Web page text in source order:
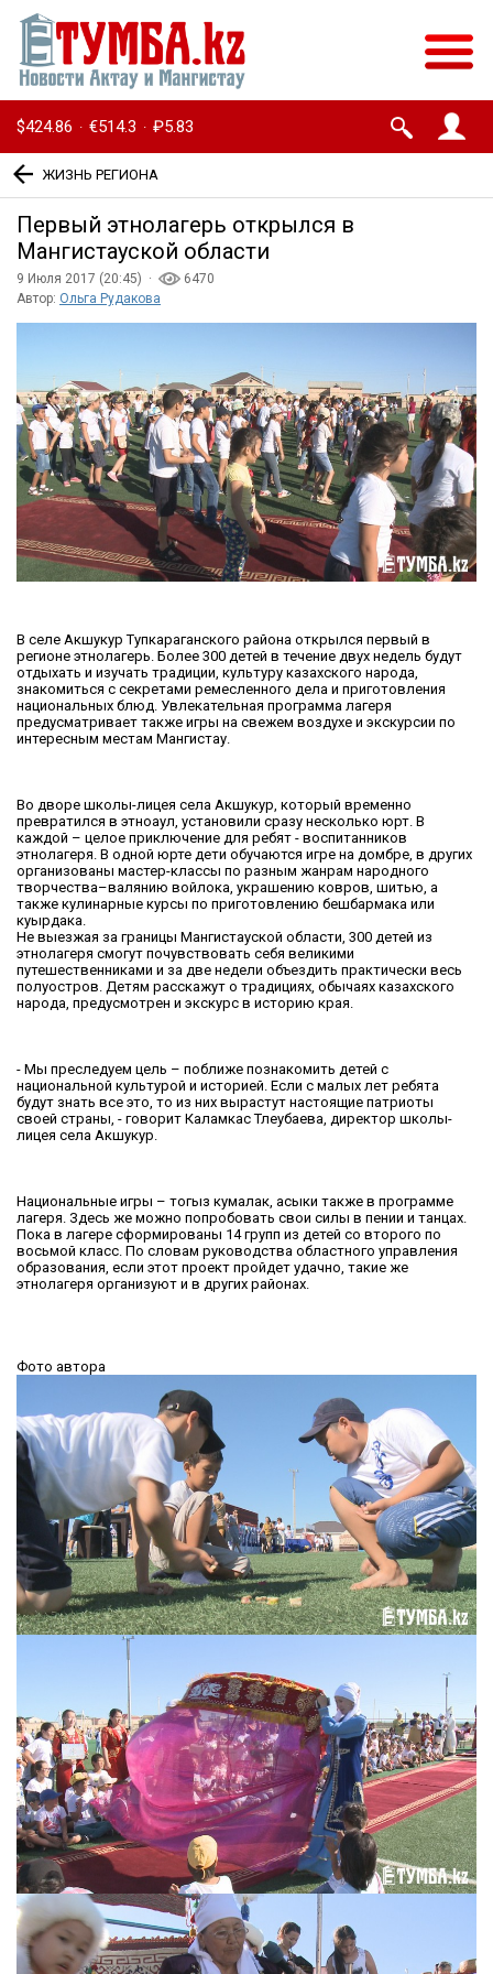
$424.86 · €514.3 · ₽5.83
ЖИЗНЬ РЕГИОНА
Первый этнолагерь открылся в
Мангистауской области
9 Июля 2017 (20:45) ·
6470
Автор: Ольга Рудакова
В селе Акшукур Тупкараганского района открылся первый в
регионе этнолагерь. Более 300 детей в течение двух недель будут
отдыхать и изучать традиции, культуру казахского народа,
знакомиться с секретами ремесленного дела и приготовления
национальных блюд. Увлекательная программа лагеря
предусматривает также игры на свежем воздухе и экскурсии по
интересным местам Мангистау.
Во дворе школы-лицея села Акшукур, который временно
превратился в этноаул, установили сразу несколько юрт. В
каждой – целое приключение для ребят - воспитанников
этнолагеря. В одной юрте дети обучаются игре на домбре, в других
организованы мастер-классы по разным жанрам народного
творчества–валянию войлока, украшению ковров, шитью, а
также кулинарные курсы по приготовлению бешбармака или
куырдака.
Не выезжая за границы Мангистауской области, 300 детей из
этнолагеря смогут почувствовать себя великими
путешественниками и за две недели объездить практически весь
полуостров. Детям расскажут о традициях, обычаях казахского
народа, предусмотрен и экскурс в историю края.
- Мы преследуем цель – поближе познакомить детей с
национальной культурой и историей. Если с малых лет ребята
будут знать все это, то из них вырастут настоящие патриоты
своей страны, - говорит Каламкас Тлеубаева, директор школы-
лицея села Акшукур.
Национальные игры – тогыз кумалак, асыки также в программе
лагеря. Здесь же можно попробовать свои силы в пении и танцах.
Пока в лагере сформированы 14 групп из детей со второго по
восьмой класс. По словам руководства областного управления
образования, если этот проект пройдет удачно, такие же
этнолагеря организуют и в других районах.
Фото автора